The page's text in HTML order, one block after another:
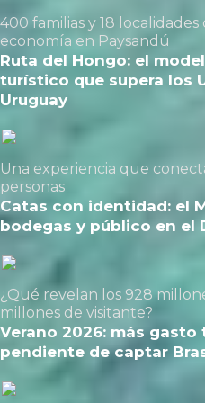
400 familias y 18
economía en Paysandú
Ruta del Hongo: el
turístico que supera los
Uruguay
Una experiencia que
personas
Catas con identidad: el
bodegas y público en el
¿Qué revelan los 928
millones de visitante?
Verano 2026: más
pendiente de captar